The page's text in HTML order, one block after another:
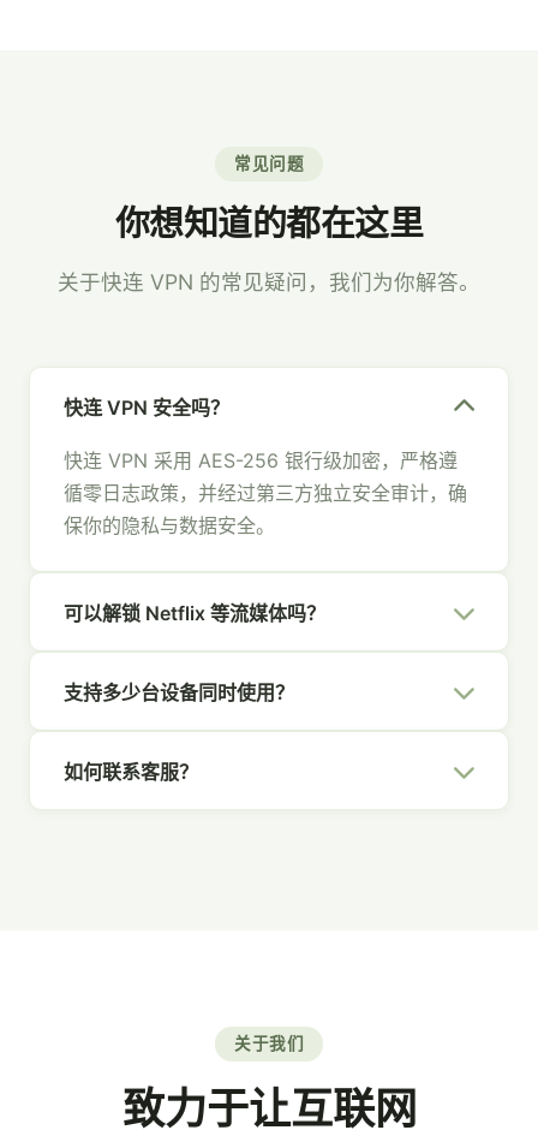
常见问题
你想知道的都在这里
关于快连 VPN 的常见疑问，我们为你解答。
快连 VPN 安全吗？
快连 VPN 采用 AES-256 银行级加密，严格遵
循零日志政策，并经过第三方独立安全审计，确
保你的隐私与数据安全。
可以解锁 Netflix 等流媒体吗？
支持 Netflix、Hulu、Disney+、YouTube 等主
流平台，畅享全球内容。
支持多少台设备同时使用？
盖你的所有设备，全家共享安全网络。
如何联系客服？
关于我们
致力于让互联网